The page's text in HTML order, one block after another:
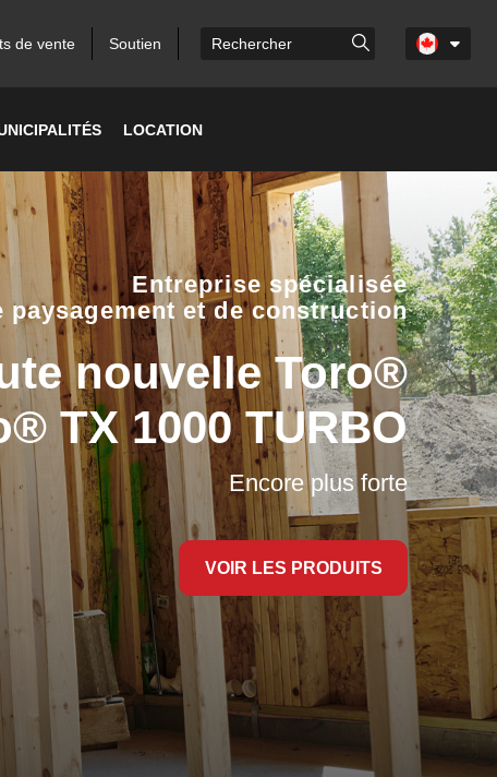
de vente Soutien
LOCATION
Entreprise spécialisée
paysagement et de construction
nouvelle Toro®
TX 1000 TURBO
Encore plus forte
VOIR LES PRODUITS